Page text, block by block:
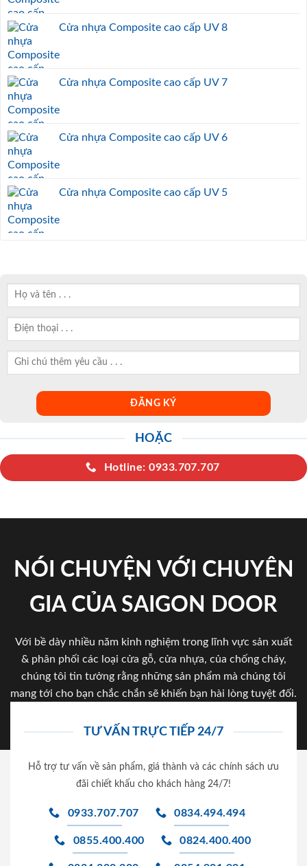
Cửa nhựa Composite cao cấp UV 8
Cửa nhựa Composite cao cấp UV 7
Cửa nhựa Composite cao cấp UV 6
Cửa nhựa Composite cao cấp UV 5
HOẶC
Hotline: 0933.707.707
NÓI CHUYỆN VỚI CHUYÊN
GIA CỦA SAIGON DOOR
Với bề dày nhiều năm kinh nghiệm trong lĩnh vực sản xuất
& phân phối các loại cửa gỗ, cửa nhựa, của chống cháy,
chúng tôi tin tưởng rằng những sản phẩm mà chúng tôi
mang tới cho bạn chắc chắn sẽ khiến bạn hài lòng tuyệt đối.
TƯ VẤN TRỰC TIẾP 24/7
Hỗ trợ tư vấn về sản phẩm, giá thành và các chính sách ưu
đãi chiết khấu cho khách hàng 24/7!
0933.707.707 0834.494.494
0855.400.400 0824.400.400